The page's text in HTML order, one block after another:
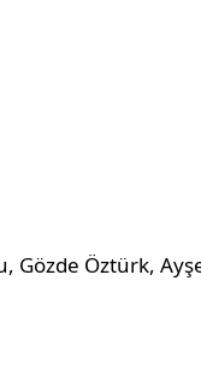
Gözde Öztürk,